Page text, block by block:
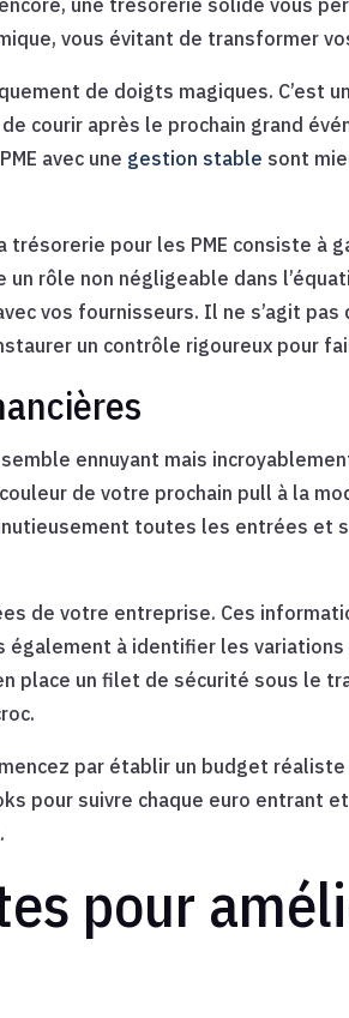
une trésorerie solide vous
vous évitant de transformer
de doigts magiques. C’est
courir après le prochain grand
avec une gestion stable sont
trésorerie pour les PME consiste
rôle non négligeable dans
vos fournisseurs. Il ne s’agit
un contrôle rigoureux pour
ennuyant mais
de votre prochain pull à la
toutes les entrées et
de votre entreprise. Ces
à identifier les
un filet de sécurité sous le
par établir un budget
pour suivre chaque euro entrant
pour